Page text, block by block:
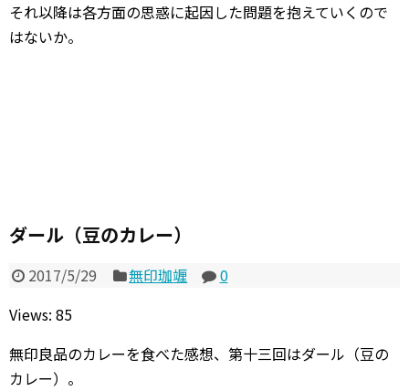
それ以降は各方面の思惑に起因した問題を抱えていくので
はないか。
ダール（豆のカレー）
2017/5/29 無印珈竰
0
Views: 85
無印良品のカレーを食べた感想、第十三回はダール（豆の
カレー）。